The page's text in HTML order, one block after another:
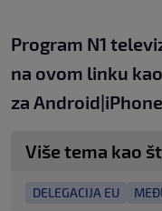
Program N1
na ovom linku
za Android|
Više tema kao
DELEGACIJA EU